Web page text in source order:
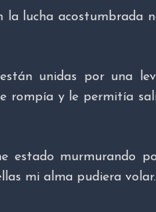
la lucha acostumbrada
unidas por una
rompía y le permitía
estado murmurando
mi alma pudiera volar.